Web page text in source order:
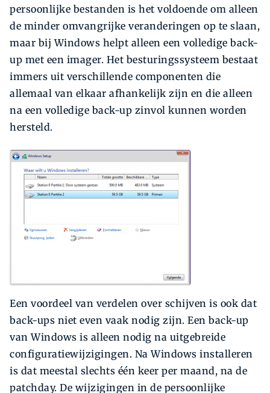
persoonlijke bestanden is het voldoende om alleen
de minder omvangrijke veranderingen op te slaan,
maar bij Windows helpt alleen een volledige back-
up met een imager. Het besturingssysteem bestaat
immers uit verschillende componenten die
allemaal van elkaar afhankelijk zijn en die alleen
na een volledige back-up zinvol kunnen worden
hersteld.
Een voordeel van verdelen over schijven is ook dat
back-ups niet even vaak nodig zijn. Een back-up
van Windows is alleen nodig na uitgebreide
configuratiewijzigingen. Na Windows installeren
is dat meestal slechts één keer per maand, na de
patchday. De wijzigingen in de persoonlijke